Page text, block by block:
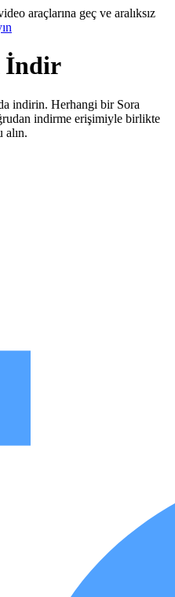
araçlarına geç ve aralıksız
İndir
indirin. Herhangi bir Sora
indirme erişimiyle birlikte